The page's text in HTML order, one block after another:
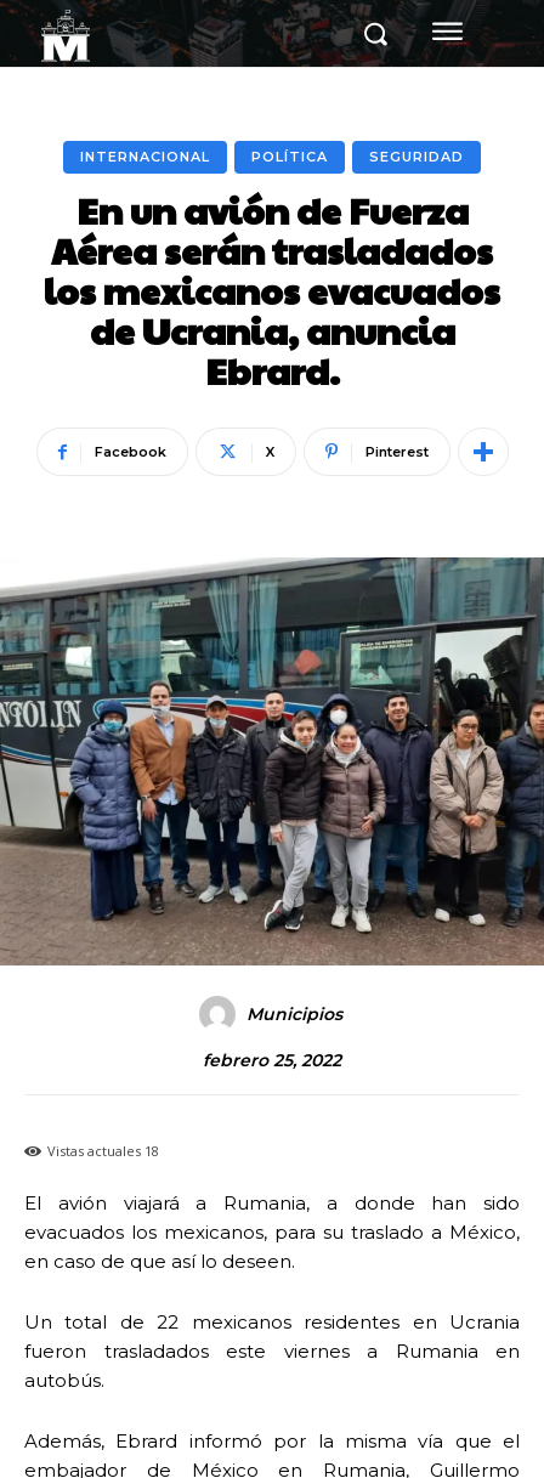
INTERNACIONAL POLÍTICA SEGURIDAD
En un avión de Fuerza
Aérea serán trasladados
los mexicanos evacuados
de Ucrania, anuncia
Ebrard.
Facebook X Pinterest
Municipios
febrero 25, 2022
Vistas actuales 18
El avión viajará a Rumania, a donde han sido
evacuados los mexicanos, para su traslado a México,
en caso de que así lo deseen.
Un total de 22 mexicanos residentes en Ucrania
fueron trasladados este viernes a Rumania en
autobús.
Además, Ebrard informó por la misma vía que el
embajador de México en Rumania, Guillermo